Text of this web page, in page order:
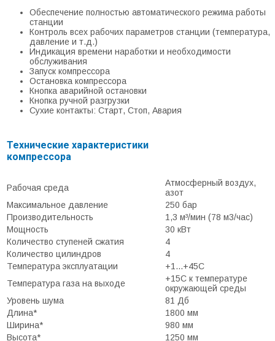
Обеспечение полностью автоматического режима работы
станции
Контроль всех рабочих параметров станции (температура,
давление и т.д.)
Индикация времени наработки и необходимости
обслуживания
Запуск компрессора
Остановка компрессора
Кнопка аварийной остановки
Кнопка ручной разгрузки
Сухие контакты: Старт, Стоп, Авария
Технические характеристики
компрессора
Рабочая среда
Атмосферный воздух,
азот
Максимальное давление
250 бар
Производительность
1,3 м³/мин (78 м3/час)
Мощность
30 кВт
Количество ступеней сжатия
4
Количество цилиндров
4
Температура эксплуатации
+1...+45С
Температура газа на выходе
+15С к температуре
окружающей среды
Уровень шума
81 Дб
Длина*
1800 мм
Ширина*
980 мм
Высота*
1250 мм